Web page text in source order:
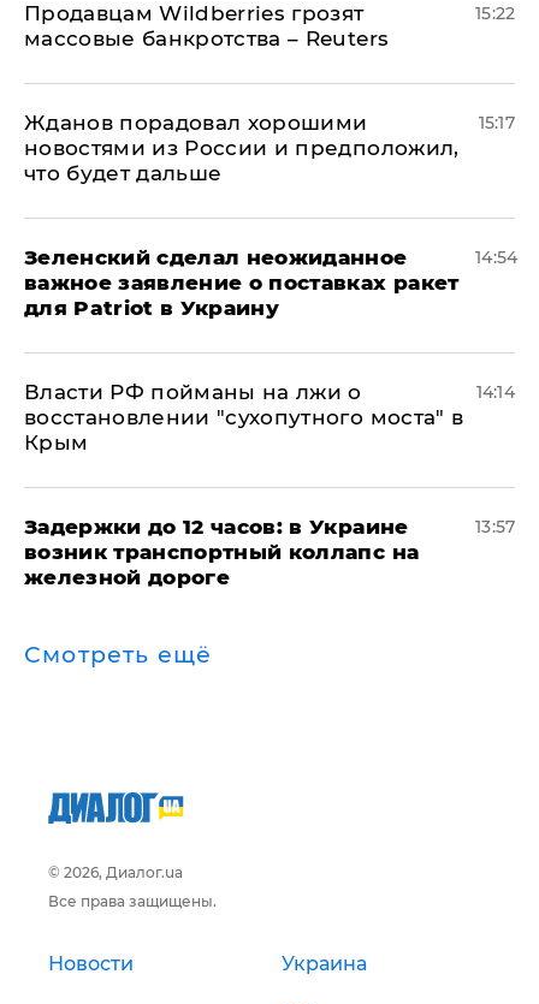
Продавцам Wildberries грозят
массовые банкротства – Reuters
15:22
Жданов порадовал хорошими
новостями из России и предположил,
что будет дальше
15:17
Зеленский сделал неожиданное
важное заявление о поставках ракет
для Patriot в Украину
14:54
Власти РФ пойманы на лжи о
восстановлении "сухопутного моста" в
Крым
14:14
Задержки до 12 часов: в Украине
возник транспортный коллапс на
железной дороге
13:57
Смотреть ещё
© 2026, Диалог.ua
Все права защищены.
Новости Украина